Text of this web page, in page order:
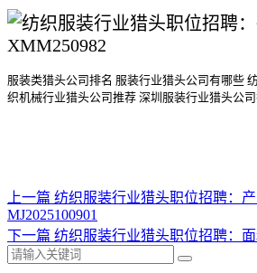
服装类猎头公司排名 服装行业猎头公司有哪些
织机械行业猎头公司推荐 深圳服装行业猎头公司
上一篇 纺织服装行业猎头职位招聘：
MJ2025100901
下一篇 纺织服装行业猎头职位招聘：